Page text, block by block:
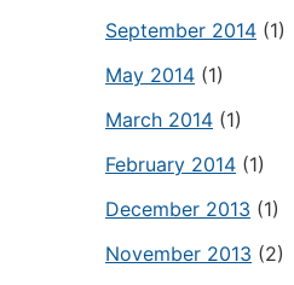
September 2014 (1)
May 2014 (1)
March 2014 (1)
February 2014 (1)
December 2013 (1)
November 2013 (2)